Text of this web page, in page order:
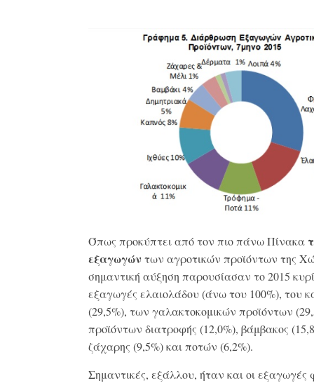
Όπως προκύπτει από τον πιο πάνω Πίνακα
εξαγωγών των αγροτικών προϊόντων της
σημαντική αύξηση παρουσίασαν το 2015
εξαγωγές ελαιολάδου (άνω του 100%), του
(29,5%), των γαλακτοκομικών προϊόντων
προϊόντων διατροφής (12,0%), βάμβακος
ζάχαρης (9,5%) και ποτών (6,2%).
Σημαντικές, εξάλλου, ήταν και οι